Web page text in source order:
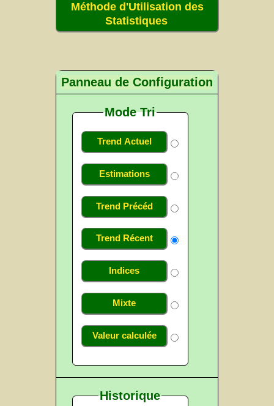
Méthode d'Utilisation des
Statistiques
Panneau de Configuration
Mode Tri
Trend Actuel
Estimations
Trend Précéd
Trend Récent
Indices
Mixte
Valeur calculée
Historique